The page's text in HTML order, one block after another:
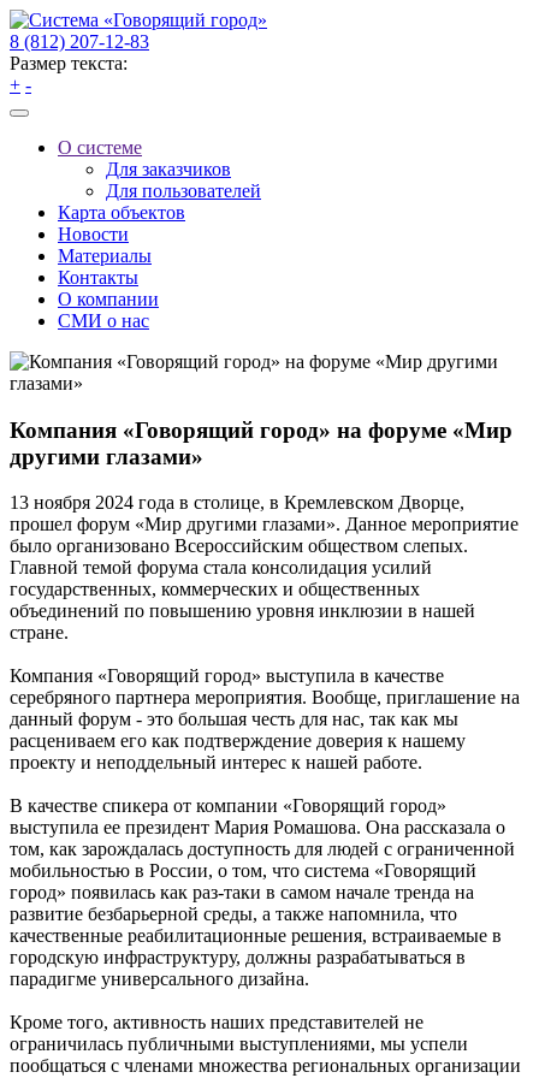
8 (812) 207-12-83
Размер текста:
+ -
О системе
Для заказчиков
Для пользователей
Карта объектов
Новости
Материалы
Контакты
О компании
СМИ о нас
Компания «Говорящий город» на форуме «Мир
другими глазами»
13 ноября 2024 года в столице, в Кремлевском Дворце,
прошел форум «Мир другими глазами». Данное мероприятие
было организовано Всероссийским обществом слепых.
Главной темой форума стала консолидация усилий
государственных, коммерческих и общественных
объединений по повышению уровня инклюзии в нашей
стране.
Компания «Говорящий город» выступила в качестве
серебряного партнера мероприятия. Вообще, приглашение на
данный форум - это большая честь для нас, так как мы
расцениваем его как подтверждение доверия к нашему
проекту и неподдельный интерес к нашей работе.
В качестве спикера от компании «Говорящий город»
выступила ее президент Мария Ромашова. Она рассказала о
том, как зарождалась доступность для людей с ограниченной
мобильностью в России, о том, что система «Говорящий
город» появилась как раз-таки в самом начале тренда на
развитие безбарьерной среды, а также напомнила, что
качественные реабилитационные решения, встраиваемые в
городскую инфраструктуру, должны разрабатываться в
парадигме универсального дизайна.
Кроме того, активность наших представителей не
ограничилась публичными выступлениями, мы успели
пообщаться с членами множества региональных организации